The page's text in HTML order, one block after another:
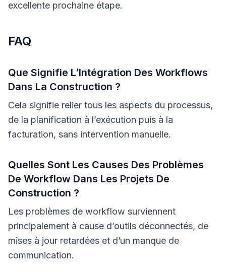
excellente prochaine étape.
FAQ
Que Signifie L’Intégration Des Workflows
Dans La Construction ?
Cela signifie relier tous les aspects du processus,
de la planification à l’exécution puis à la
facturation, sans intervention manuelle.
Quelles Sont Les Causes Des Problèmes
De Workflow Dans Les Projets De
Construction ?
Les problèmes de workflow surviennent
principalement à cause d’outils déconnectés, de
mises à jour retardées et d’un manque de
communication.